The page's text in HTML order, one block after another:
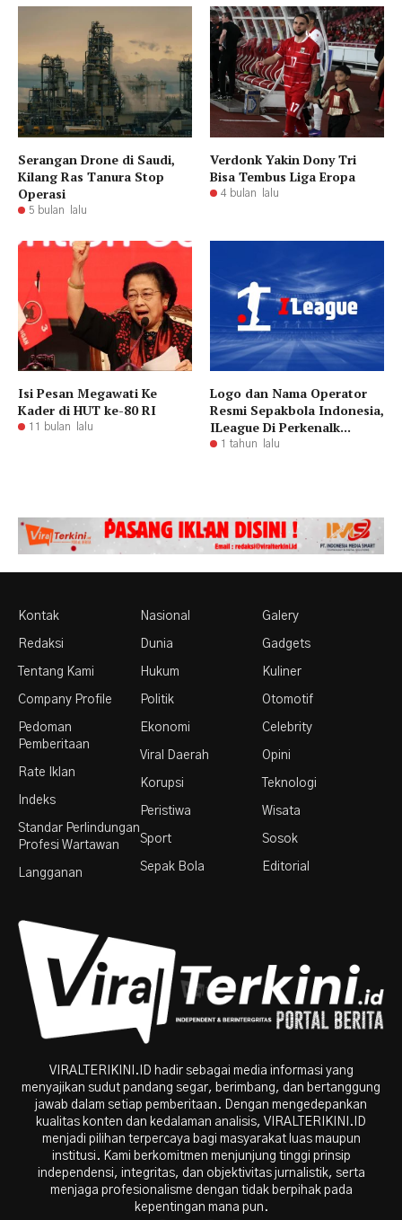
Serangan Drone di Saudi,
Kilang Ras Tanura Stop
Operasi
5 bulan lalu
Verdonk Yakin Dony Tri
Bisa Tembus Liga Eropa
4 bulan lalu
Isi Pesan Megawati Ke
Kader di HUT ke-80 RI
11 bulan lalu
Logo dan Nama Operator
Resmi Sepakbola Indonesia,
ILeague Di Perkenalk...
1 tahun lalu
Kontak
Redaksi
Tentang Kami
Company Profile
Pedoman
Pemberitaan
Rate Iklan
Indeks
Standar Perlindungan
Profesi Wartawan
Langganan
Nasional
Dunia
Hukum
Politik
Ekonomi
Viral Daerah
Korupsi
Peristiwa
Sport
Sepak Bola
Galery
Gadgets
Kuliner
Otomotif
Celebrity
Opini
Teknologi
Wisata
Sosok
Editorial
VIRALTERIKINI.ID hadir sebagai media informasi yang
menyajikan sudut pandang segar, berimbang, dan bertanggung
jawab dalam setiap pemberitaan. Dengan mengedepankan
kualitas konten dan kedalaman analisis, VIRALTERIKINI.ID
menjadi pilihan terpercaya bagi masyarakat luas maupun
institusi. Kami berkomitmen menjunjung tinggi prinsip
independensi, integritas, dan objektivitas jurnalistik, serta
menjaga profesionalisme dengan tidak berpihak pada
kepentingan mana pun.